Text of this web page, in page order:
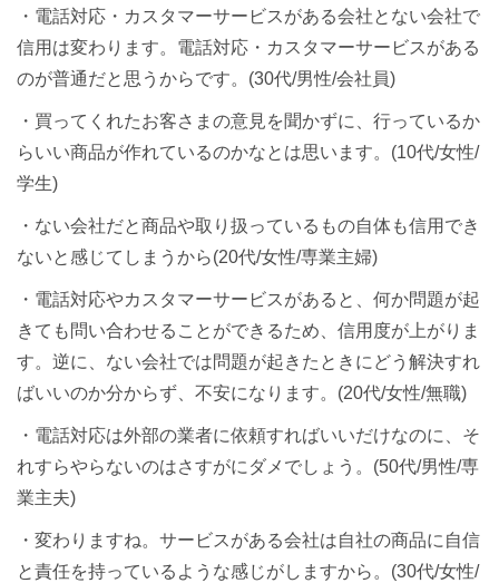
・電話対応・カスタマーサービスがある会社とない会社で
信用は変わります。電話対応・カスタマーサービスがある
のが普通だと思うからです。(30代/男性/会社員)
・買ってくれたお客さまの意見を聞かずに、行っているか
らいい商品が作れているのかなとは思います。(10代/女性/
学生)
・ない会社だと商品や取り扱っているもの自体も信用でき
ないと感じてしまうから(20代/女性/専業主婦)
・電話対応やカスタマーサービスがあると、何か問題が起
きても問い合わせることができるため、信用度が上がりま
す。逆に、ない会社では問題が起きたときにどう解決すれ
ばいいのか分からず、不安になります。(20代/女性/無職)
・電話対応は外部の業者に依頼すればいいだけなのに、そ
れすらやらないのはさすがにダメでしょう。(50代/男性/専
業主夫)
・変わりますね。サービスがある会社は自社の商品に自信
と責任を持っているような感じがしますから。(30代/女性/